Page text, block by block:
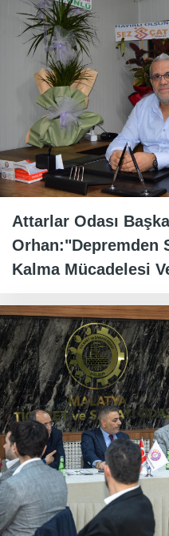
Attarlar Odası
Orhan:"Depremden
Kalma Mücadelesi